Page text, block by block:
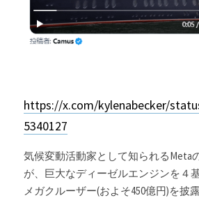
Beginner's Content
question corner
ログイン/登録
検索
https://x.com/kylenabecker/
5340127
気候変動活動家として知られるMeta
が、巨大なディーゼルエンジンを４
メガクルーザー(およそ450億円)を披